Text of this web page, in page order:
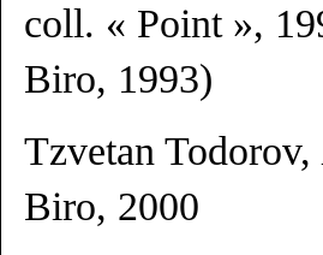
coll. « Point »,
Biro, 1993)
Tzvetan Todorov,
Biro, 2000